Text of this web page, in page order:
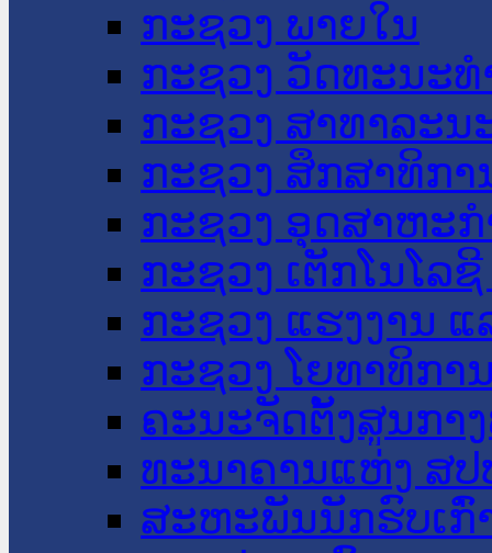
ກະຊວງ ພາຍໃນ
ກະຊວງ ວັດທະນະ
ກະຊວງ ສາທາລະນ
ກະຊວງ ສຶກສາທິກາ
ກະຊວງ ອຸດສາຫະ
ກະຊວງ ເຕັກໂນໂລ
ກະຊວງ ແຮງງານ
ກະຊວງ ໂຍທາທິກາ
ຄະນະຈັດຕັ້ງສູນກາ
ທະນາຄານແຫ່ງ ສປ
ສະຫະພັນນັກຮົບເກົ່